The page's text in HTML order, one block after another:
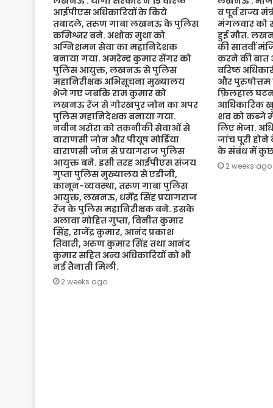
आईपीएस अधिकारियों के किये
तबादले, तरुण गाबा लखनऊ के पुलिस
कमिश्नर बने. अशोक मुथा को
अग्निशमन सेवा का महानिदेशक
बनाया गया. अमरेन्द्र कुमार सेंगर को
पुलिस आयुक्त, लखनऊ से पुलिस
महानिरीक्षक अभिसूचना मुख्यालय
भेजे गए जबकि राम कुमार को
लखनऊ रेंज से गोरखपुर जोन का अपर
पुलिस महानिदेशक बनाया गया.
नवीन अरोरा को तकनीकी सेवाओं से
वाराणसी जोन और पीयूष मोर्डिया
वाराणसी जोन से प्रयागराज पुलिस
आयुक्त बने. इसी तरह आईपीएस संजय
गुप्ता पुलिस मुख्यालय से एडीजी,
कानून-व्यवस्था, तरुण गाबा पुलिस
आयुक्त, लखनऊ, धर्मेंद्र सिंह प्रयागराज
रेंज के पुलिस महानिरीक्षक बने. इसके
अलावा मोहित गुप्ता, विनीत कुमार
सिंह, राजेंद्र कुमार, आनंद प्रकाश
तिवारी, अरुण कुमार सिंह तथा आनंद
कुमार सहित अन्य अधिकारियों को भी
नई तैनाती मिली.
2 weeks ago
व पूर्व राज्य
मंगलवार को
हुई मौत.
की सातवीं
करने की
वरिष्ठ
और
फ़िलहाल
आधिकारिक
शव को कब्जे
लिए भेजा.
जांच पूरी होने
के संबंध में कुछ
2 weeks ago